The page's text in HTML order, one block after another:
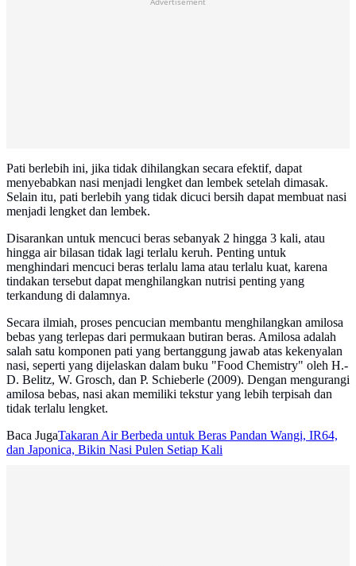
Pati berlebih ini, jika tidak dihilangkan secara efektif, dapat
menyebabkan nasi menjadi lengket dan lembek setelah dimasak.
Selain itu, pati berlebih yang tidak dicuci bersih dapat membuat nasi
menjadi lengket dan lembek.
Disarankan untuk mencuci beras sebanyak 2 hingga 3 kali, atau
hingga air bilasan tidak lagi terlalu keruh. Penting untuk
menghindari mencuci beras terlalu lama atau terlalu kuat, karena
tindakan tersebut dapat menghilangkan nutrisi penting yang
terkandung di dalamnya.
Secara ilmiah, proses pencucian membantu menghilangkan amilosa
bebas yang terlepas dari permukaan butiran beras. Amilosa adalah
salah satu komponen pati yang bertanggung jawab atas kekenyalan
nasi, seperti yang dijelaskan dalam buku "Food Chemistry" oleh H.-
D. Belitz, W. Grosch, dan P. Schieberle (2009). Dengan mengurangi
amilosa bebas, nasi akan memiliki tekstur yang lebih terpisah dan
tidak terlalu lengket.
Baca JugaTakaran Air Berbeda untuk Beras Pandan Wangi, IR64,
dan Japonica, Bikin Nasi Pulen Setiap Kali